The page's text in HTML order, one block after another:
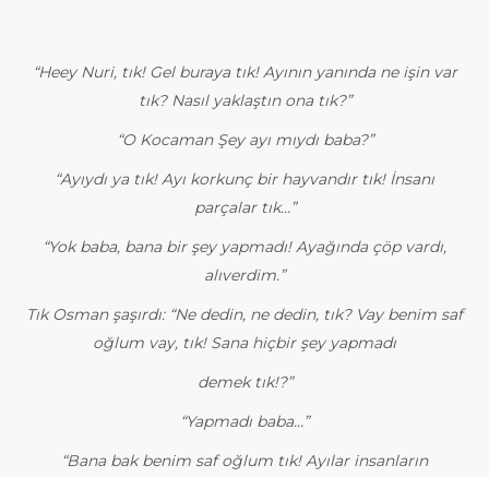
“Heey Nuri, tık! Gel buraya tık! Ayının yanında ne işin var
tık? Nasıl yaklaştın ona tık?”
“O Kocaman Şey ayı mıydı baba?”
“Ayıydı ya tık! Ayı korkunç bir hayvandır tık! İnsanı
parçalar tık…”
“Yok baba, bana bir şey yapmadı! Ayağında çöp vardı,
alıverdim.”
Tık Osman şaşırdı: “Ne dedin, ne dedin, tık? Vay benim saf
oğlum vay, tık! Sana hiçbir şey yapmadı
demek tık!?”
“Yapmadı baba…”
“Bana bak benim saf oğlum tık! Ayılar insanların